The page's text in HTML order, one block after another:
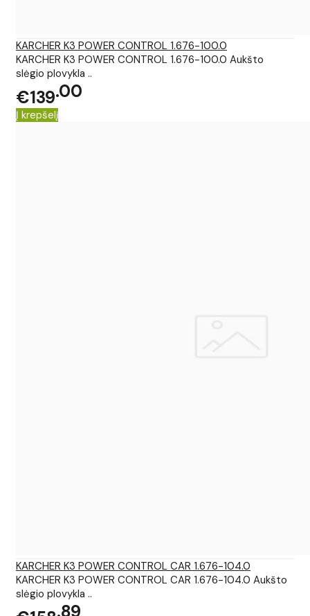
KARCHER K3 POWER CONTROL 1.676-100.0
KARCHER K3 POWER CONTROL 1.676-100.0 Aukšto
slėgio plovykla ..
€139 00
Į krepšelį
KARCHER K3 POWER CONTROL CAR 1.676-104.0
KARCHER K3 POWER CONTROL CAR 1.676-104.0 Aukšto
slėgio plovykla ..
89